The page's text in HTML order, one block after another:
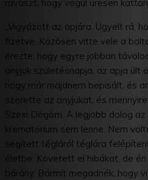
ravaszt, hogy végül üresen
„Vigyázott az apjára. Ügyelt rá,
fizetve. Közösen vitte vele a
érezte, hogy egyre jobban
anyjuk születésnapja, az apja
hogy már majdnem bepisált, és
szerette az anyjukat, és
Szexi Dögöm. A legjobb dolog
krematórium sem lenne. Nem
segített tégláról téglára
életbe. Követett el hibákat, de
bárány. Bármit megadnék, hogy